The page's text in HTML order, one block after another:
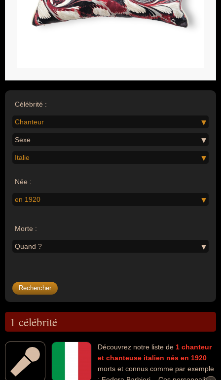
Célébrité :
Chanteur
Sexe
Italie
Née :
en 1920
Morte :
Quand ?
1 célébrité
Découvrez notre liste de 1 chanteur
et chanteuse italien nés en 1920
morts et connus comme par exemple